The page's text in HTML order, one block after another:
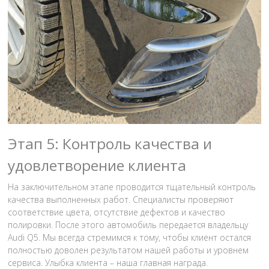
Этап 5: Контроль качества и
удовлетворение клиента
На заключительном этапе проводится тщательный контроль
качества выполненных работ. Специалисты проверяют
соответствие цвета, отсутствие дефектов и качество
полировки. После этого автомобиль передается владельцу
Audi Q5. Мы всегда стремимся к тому, чтобы клиент остался
полностью доволен результатом нашей работы и уровнем
сервиса. Улыбка клиента – наша главная награда.